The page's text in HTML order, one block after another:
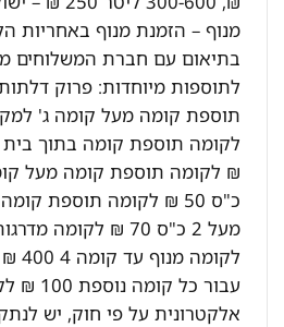
מנוף – הזמנת מנוף באחריות
בתיאום עם חברת המשלוחים
כ"ס 50 ₪ לקומה תוספת
עבור כל
אלקטרונית על פי חוק, יש לנתק